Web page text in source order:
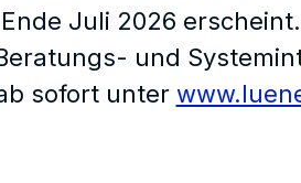
Juli 2026
und
sofort unter